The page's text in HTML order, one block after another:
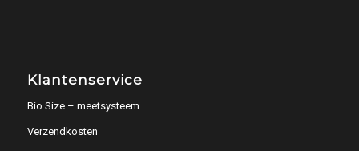
Klantenservice
Bio Size – meetsysteem
Verzendkosten